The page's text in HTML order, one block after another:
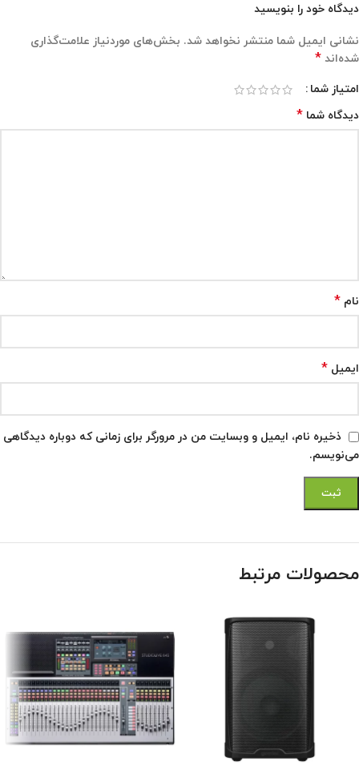
دیدگاه خود را بنویسید
نشانی ایمیل شما منتشر نخواهد شد. بخش‌های موردنیاز علامت‌گذاری
شده‌اند *
امتیاز شما
دیدگاه شما *
نام *
ایمیل *
ذخیره نام، ایمیل و وبسایت من در مرورگر برای زمانی که دوباره دیدگاهی
می‌نویسم.
محصولات مرتبط